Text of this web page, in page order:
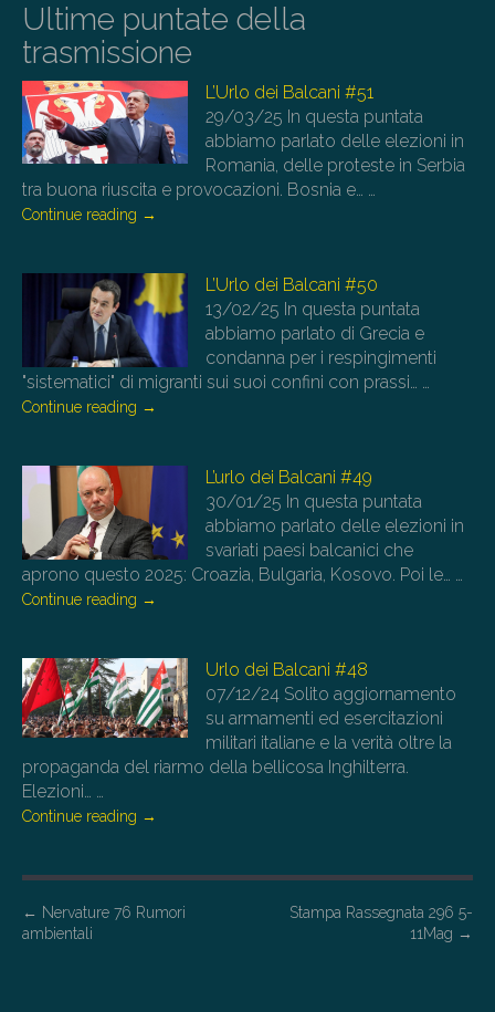
Ultime puntate della
trasmissione
L’Urlo dei Balcani #51
29/03/25 In questa puntata
abbiamo parlato delle elezioni in
Romania, delle proteste in Serbia
tra buona riuscita e provocazioni. Bosnia e… …
Continue reading →
L’Urlo dei Balcani #50
13/02/25 In questa puntata
abbiamo parlato di Grecia e
condanna per i respingimenti
"sistematici" di migranti sui suoi confini con prassi… …
Continue reading →
L’urlo dei Balcani #49
30/01/25 In questa puntata
abbiamo parlato delle elezioni in
svariati paesi balcanici che
aprono questo 2025: Croazia, Bulgaria, Kosovo. Poi le… …
Continue reading →
Urlo dei Balcani #48
07/12/24 Solito aggiornamento
su armamenti ed esercitazioni
militari italiane e la verità oltre la
propaganda del riarmo della bellicosa Inghilterra.
Elezioni… …
Continue reading →
P
o
← Nervature 76 Rumori
ambientali
Stampa Rassegnata 296 5-
11Mag →